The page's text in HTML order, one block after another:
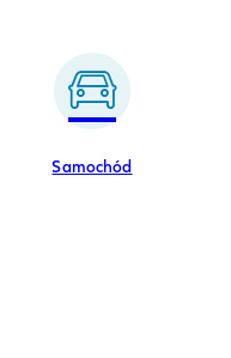
Samochód